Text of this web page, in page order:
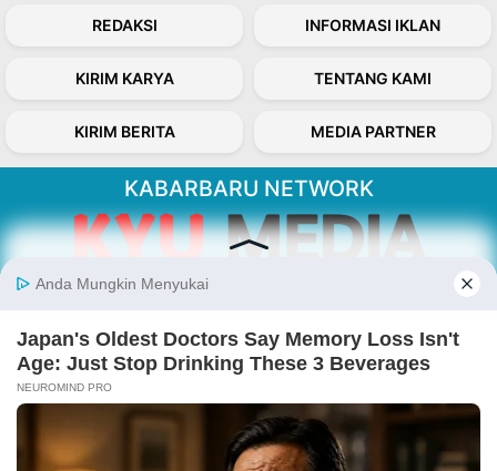
REDAKSI INFORMASI IKLAN
KIRIM KARYA TENTANG KAMI
KIRIM BERITA MEDIA PARTNER
KABARBARU NETWORK
Kabarbaru.co menyajikan berita aktual dan
inspiratif dari sudut pandang berbaik sangka
Follow Kabarbaru